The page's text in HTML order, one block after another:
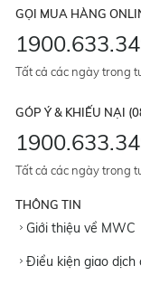
GỌI MUA HÀNG
Tất cả các ngày trong
GÓP Ý & KHIẾU NẠI
Tất cả các ngày trong
THÔNG TIN
Giới thiệu về MWC
Điều kiện giao dịch